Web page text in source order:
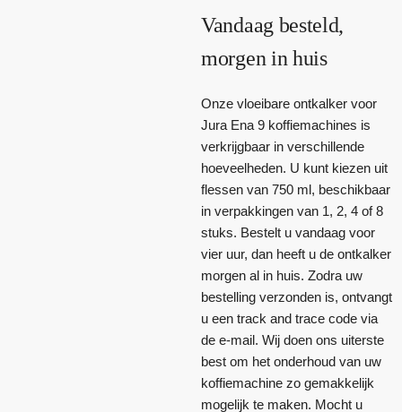
Vandaag besteld,
morgen in huis
Onze vloeibare ontkalker voor
Jura Ena 9 koffiemachines is
verkrijgbaar in verschillende
hoeveelheden. U kunt kiezen uit
flessen van 750 ml, beschikbaar
in verpakkingen van 1, 2, 4 of 8
stuks. Bestelt u vandaag voor
vier uur, dan heeft u de ontkalker
morgen al in huis. Zodra uw
bestelling verzonden is, ontvangt
u een track and trace code via
de e-mail. Wij doen ons uiterste
best om het onderhoud van uw
koffiemachine zo gemakkelijk
mogelijk te maken. Mocht u